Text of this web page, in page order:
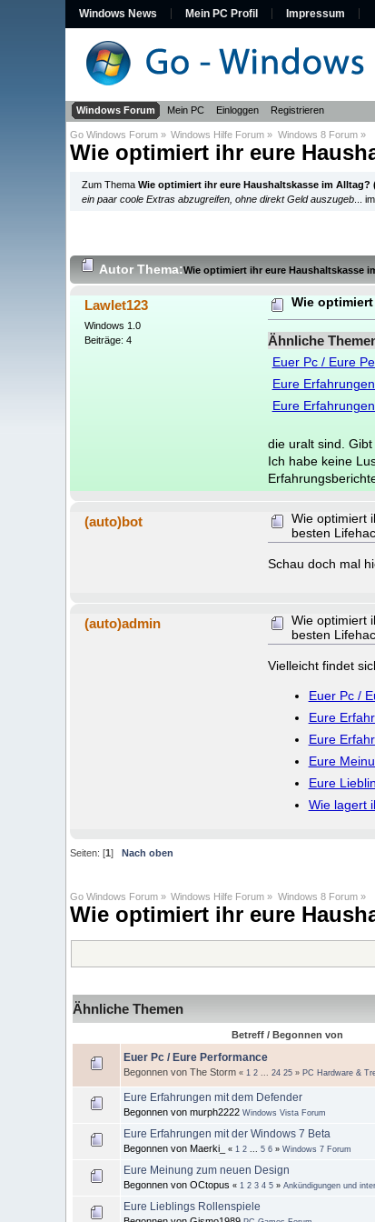
Windows News Mein PC Profil Impressum
Windows Forum Mein PC Einloggen Registrieren
Go Windows Forum » Windows Hilfe Forum » Windows 8 Forum»
Wie optimiert ihr eure
Zum ThemaWie optimiert ihr eure Haushaltskasse im Alltag?
ein paar coole Extras abzugreifen, ohne direkt Geld auszugeb ...
AutorThema:Wie optimiert ihr eure Haushaltskasse
Lawlet123
Windows 1.0
Beiträge: 4
Wie
Ähnliche
Euer Pc / Eure
Eure
Eure
die uralt sind.
Ich habe keine
(auto)bot
Wie optimiert
besten
Schau doch mal
(auto)admin
Wie optimiert
besten
Vielleicht findet
Euer Pc /
Eure
Eure
Eure
Eure
Wie lagert
Seiten: [1 ] Nach oben
Go Windows Forum » Windows Hilfe Forum » Windows 8 Forum»
Wie optimiert ihr eure
Ähnliche Themen
Betreff / Begonnen von
Euer Pc / Eure Performance
Begonnen von The Storm « 1 2 ... 24 25 » PC Hardware &
Eure Erfahrungen mit dem Defender
Begonnen von murph2222 Windows Vista Forum
Eure Erfahrungen mit der Windows 7 Beta
Begonnen von Maerki_ « 1 2 ... 5 6 » Windows 7 Forum
Eure Meinung zum neuen Design
Begonnen von OCtopus « 1 2 3 4 5 » Ankündigungen und
Eure Lieblings Rollenspiele